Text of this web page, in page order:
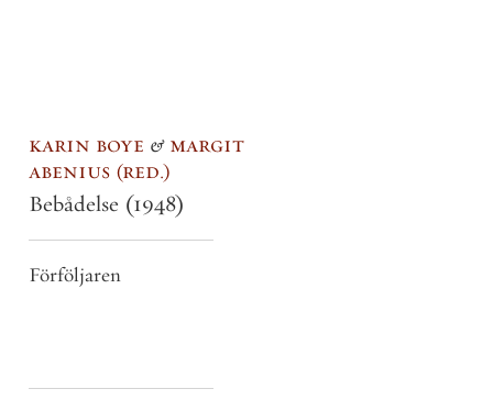
karin boye & margit
abenius red.
Bebådelse (1948)
Förföljaren